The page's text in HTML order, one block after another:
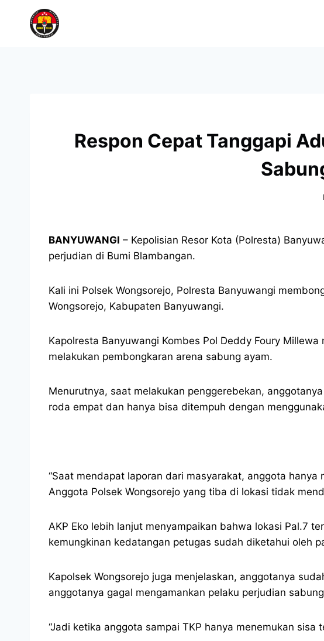
Respon Cepat Tanggapi
BANYUWANGI – Kepolisian Resor Kota (Polresta)
perjudian di Bumi Blambangan.
Kali ini Polsek Wongsorejo, Polresta Banyuwangi
Wongsorejo, Kabupaten Banyuwangi.
Kapolresta Banyuwangi Kombes Pol Deddy Foury
melakukan pembongkaran arena sabung ayam.
Menurutnya, saat melakukan penggerebekan,
roda empat dan hanya bisa ditempuh dengan
“Saat mendapat laporan dari masyarakat, anggota
Anggota Polsek Wongsorejo yang tiba di lokasi tidak
AKP Eko lebih lanjut menyampaikan bahwa lokasi Pal.7
kemungkinan kedatangan petugas sudah diketahui oleh
Kapolsek Wongsorejo juga menjelaskan, anggotanya
anggotanya gagal mengamankan pelaku perjudian
“Jadi ketika anggota sampai TKP hanya menemukan